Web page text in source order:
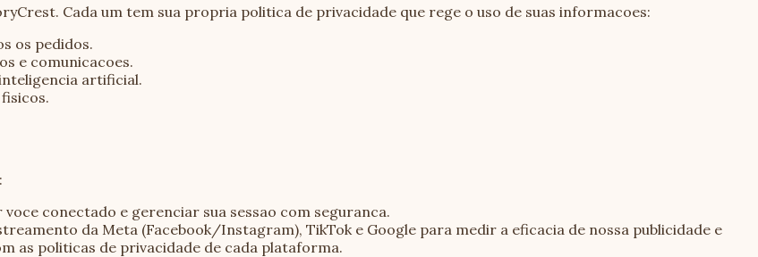
Cada um tem sua propria politica de privacidade que rege o uso de suas informacoes:
os pedidos.
e comunicacoes.
artificial.
conectado e gerenciar sua sessao com seguranca.
da Meta (Facebook/Instagram), TikTok e Google para medir a eficacia de nossa publicidade e
as politicas de privacidade de cada plataforma.